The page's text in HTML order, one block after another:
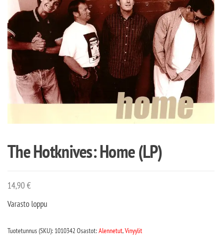
The Hotknives: Home (LP)
14,90€
Varasto loppu
Tuotetunnus (SKU): 1010342Osastot:Alennetut,Vinyylit